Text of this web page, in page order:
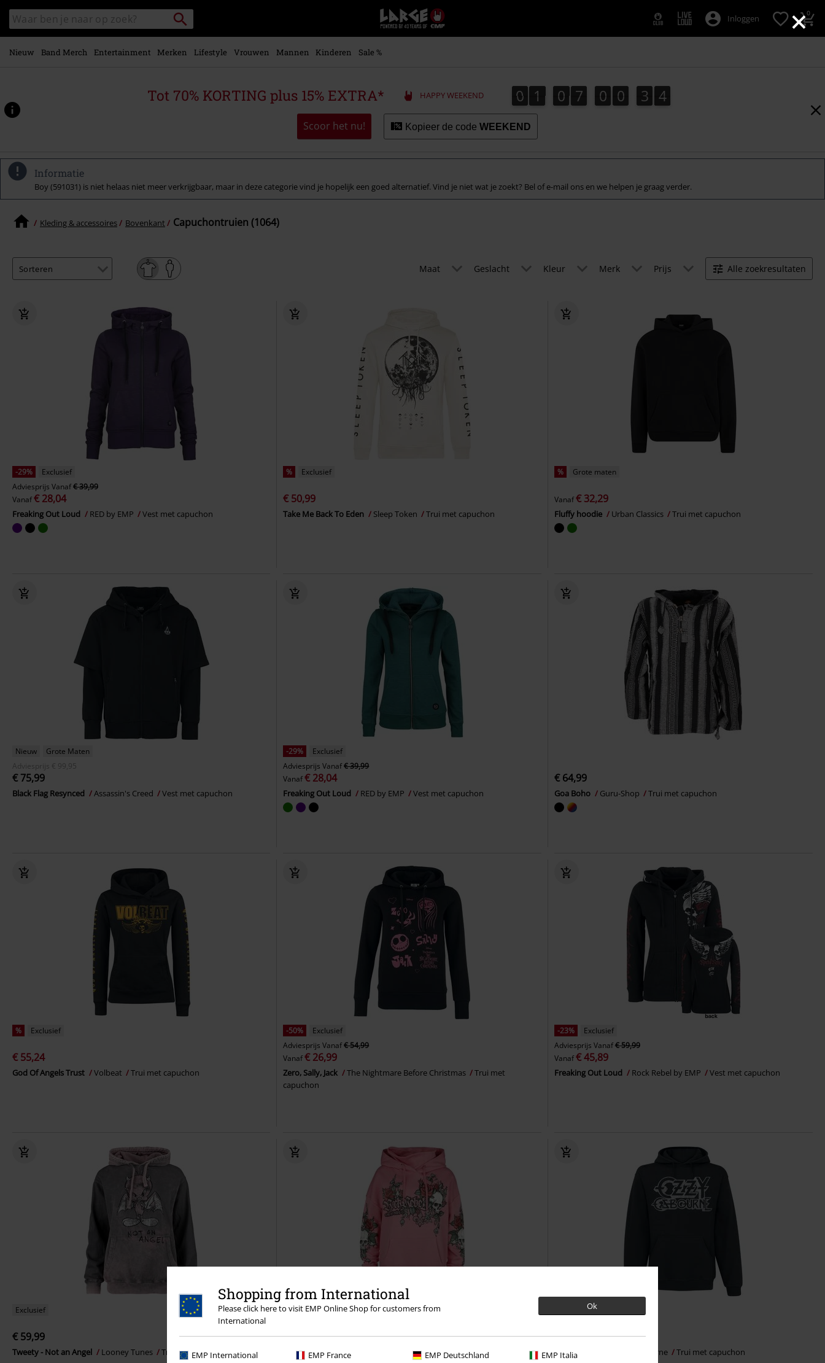
×
Shopping from International
Please click here to visit EMP Online Shop for customers from
International
Ok
EMP International EMP France EMP Deutschland EMP Italia
naar
hoofdinhoud
Zoek
in
catalogus
Packstation
zoeken
Large
–
Muziek-,
+
kleding
Inloggen 0
Nieuw Band Merch Entertainment Merken Lifestyle Vrouwen Mannen Kinderen Sale %
Tot 70% KORTING plus 15% EXTRA* HAPPY WEEKEND 0
0 1
1 0
0 7
7 0
0 0
0 3
3 2
3
2
4
3
Scoor het nu! Kopieer de code WEEKEND
Informatie
Boy (591031) is niet helaas niet meer verkrijgbaar, maar in deze categorie vind je hopelijk een goed alternatief. Vind je niet wat je zoekt? Bel of e-mail ons en we helpen je graag verder.
Kleding & accessoires Bovenkant Capuchontruien (1064)
Maat Geslacht Kleur Merk Prijs Alle zoekresultaten
-29%
Exclusief
Adviesprijs Vanaf€ 39,99
Vanaf€ 28,04
Freaking Out Loud RED by EMP Vest met capuchon
% Exclusief
€ 50,99
Take Me Back To Eden Sleep Token Trui met capuchon
% Grote maten
Vanaf€ 32,29
Fluffy hoodie Urban Classics Trui met capuchon
Nieuw
Grote Maten
Adviesprijs
€ 99,95
€ 75,99
Black Flag Resynced Assassin's Creed Vest met capuchon
-29%
Exclusief
Adviesprijs Vanaf€ 39,99
Vanaf€ 28,04
Freaking Out Loud RED by EMP Vest met capuchon
€ 64,99
Goa Boho Guru-Shop Trui met capuchon
% Exclusief
€ 55,24
God Of Angels Trust Volbeat Trui met capuchon
-50%
Exclusief
Adviesprijs Vanaf€ 54,99
Vanaf€ 26,99
Zero, Sally, Jack The Nightmare Before Christmas
Trui met
capuchon
-23%
Exclusief
Adviesprijs Vanaf€ 59,99
Vanaf€ 45,89
Freaking Out Loud Rock Rebel by EMP Vest met capuchon
Exclusief
€ 59,99
Tweety - Not an Angel Looney Tunes Trui met capuchon
-23%
Exclusief
€ 45,89
Hoodie met opdruk en strasssteentjes Rock Rebel by EMP
Trui met
€ 48,99
Vintage Logo Ozzy Osbourne Trui met capuchon